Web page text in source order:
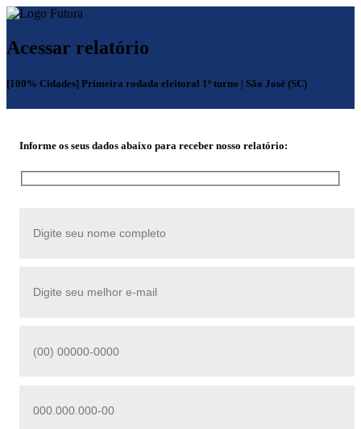
Acessar relatório
[100% Cidades] Primeira rodada eleitoral 1º turno | São José (SC)
Informe os seus dados abaixo para receber nosso relatório: